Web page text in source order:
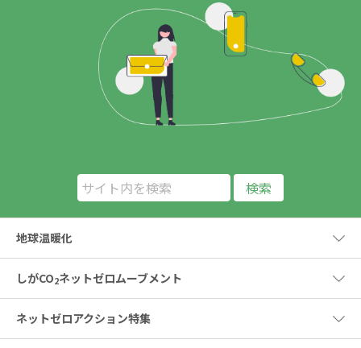
地球温暖化
しがCO2ネットゼロムーブメント
ネットゼロアクション特集